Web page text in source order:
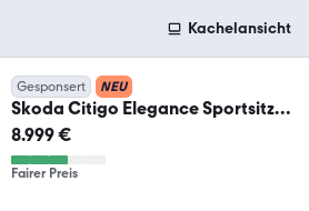
Kachelansicht
Gesponsert NEU
Skoda Citigo Elegance Sportsitze
Sport Lenkrad
8.999 €
Fairer Preis